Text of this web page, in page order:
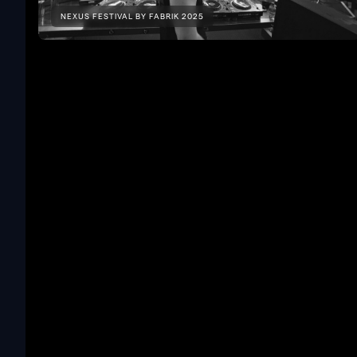
NEXUS FESTIVAL BY FABRIK 2025